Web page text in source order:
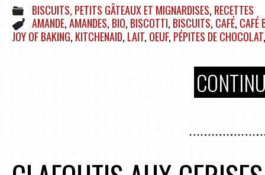
BISCUITS, PETITS GÂTEAUX ET MIGNARDISES, RECETTES
AMANDE,AMANDES, BIO, BISCOTTI, BISCUITS, CAFÉ, CAFÉ
JOY OF BAKING, KITCHENAID, LAIT, OEUF, PÉPITES DE CHOCOLAT